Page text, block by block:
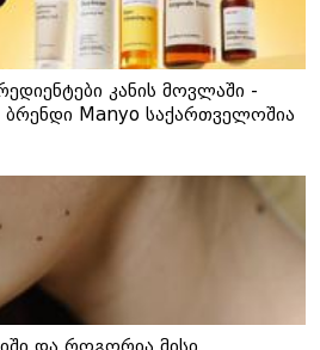
კანის მოვლაში -
Manyo საქართველოშია